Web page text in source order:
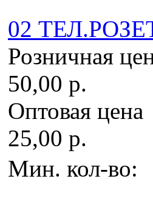
02
Розничная
50,00 р.
Оптовая цена
25,00 р.
Мин. кол-во: